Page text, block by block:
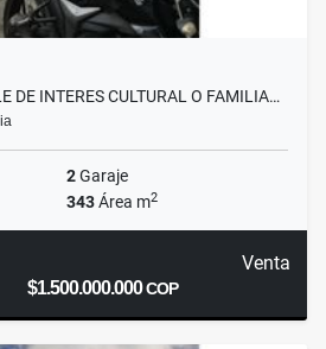
DE INTERES CULTURAL O FAMILIA…
2Garaje
343Área m2
Venta
$1.500.000.000COP